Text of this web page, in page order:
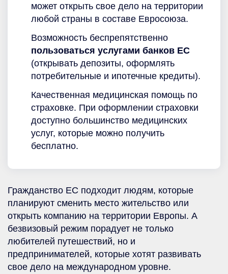
может открыть свое дело на территории
любой страны в составе Евросоюза.
Возможность беспрепятственно
пользоваться услугами банков ЕС
(открывать депозиты, оформлять
потребительные и ипотечные кредиты).
Качественная медицинская помощь по
страховке. При оформлении страховки
доступно большинство медицинских
услуг, которые можно получить
бесплатно.
Гражданство ЕС подходит людям, которые
планируют сменить место жительство или
открыть компанию на территории Европы. А
безвизовый режим порадует не только
любителей путешествий, но и
предпринимателей, которые хотят развивать
свое дело на международном уровне.